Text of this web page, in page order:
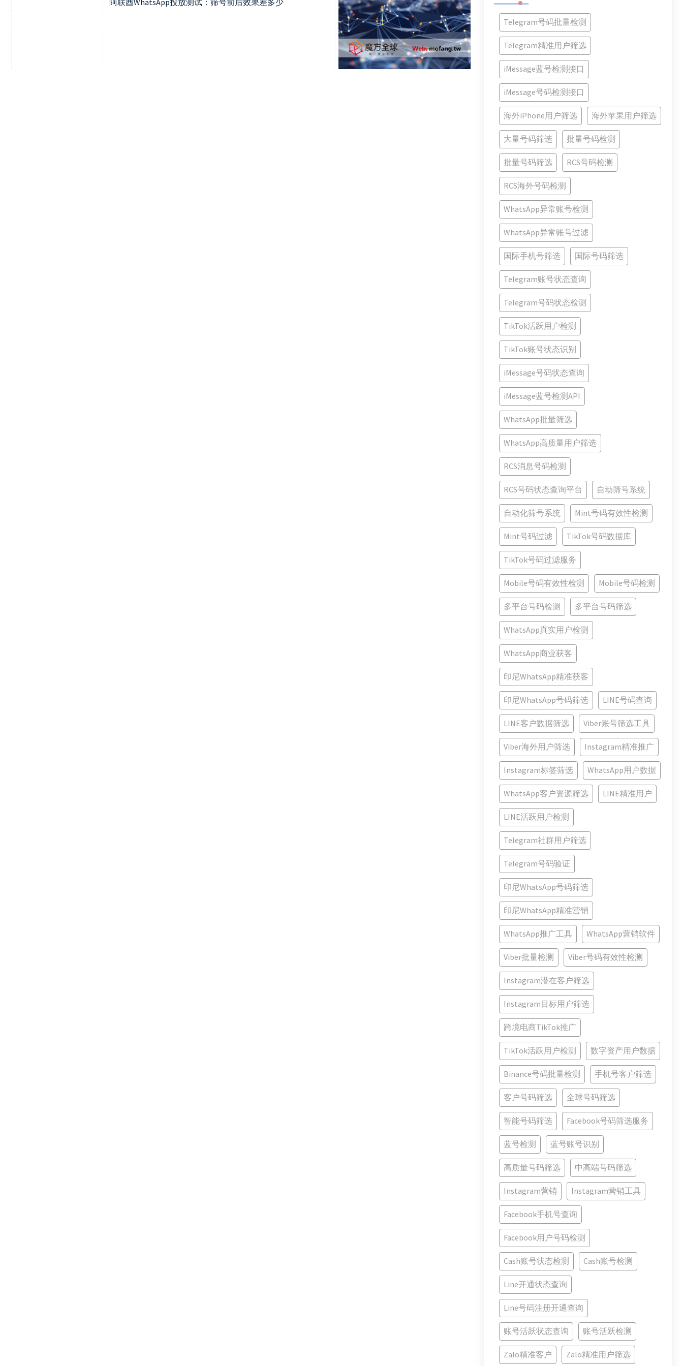
Telegram号码批量检测
Telegram精准用户筛选
iMessage蓝号检测接口
iMessage号码检测接口
海外iPhone用户筛选 海外苹果用户筛选
大量号码筛选 批量号码检测
批量号码筛选 RCS号码检测
RCS海外号码检测
WhatsApp异常账号检测
WhatsApp异常账号过滤
国际手机号筛选 国际号码筛选
Telegram账号状态查询
Telegram号码状态检测
TikTok活跃用户检测
TikTok账号状态识别
iMessage号码状态查询
iMessage蓝号检测API
WhatsApp批量筛选
WhatsApp高质量用户筛选
RCS消息号码检测
RCS号码状态查询平台 自动筛号系统
自动化筛号系统 Mint号码有效性检测
Mint号码过滤 TikTok号码数据库
TikTok号码过滤服务
Mobile号码有效性检测 Mobile号码检测
多平台号码检测 多平台号码筛选
WhatsApp真实用户检测
WhatsApp商业获客
印尼WhatsApp精准获客
印尼WhatsApp号码筛选 LINE号码查询
LINE客户数据筛选 Viber账号筛选工具
Viber海外用户筛选 Instagram精准推广
Instagram标签筛选 WhatsApp用户数据
WhatsApp客户资源筛选 LINE精准用户
LINE活跃用户检测
Telegram社群用户筛选
Telegram号码验证
印尼WhatsApp号码筛选
印尼WhatsApp精准营销
WhatsApp推广工具 WhatsApp营销软件
Viber批量检测 Viber号码有效性检测
Instagram潜在客户筛选
Instagram目标用户筛选
跨境电商TikTok推广
TikTok活跃用户检测 数字资产用户数据
Binance号码批量检测 手机号客户筛选
客户号码筛选 全球号码筛选
智能号码筛选 Facebook号码筛选服务
蓝号检测 蓝号账号识别
高质量号码筛选 中高端号码筛选
Instagram营销 Instagram营销工具
Facebook手机号查询
Facebook用户号码检测
Cash账号状态检测 Cash账号检测
Line开通状态查询
Line号码注册开通查询
账号活跃状态查询 账号活跃检测
Zalo精准客户 Zalo精准用户筛选